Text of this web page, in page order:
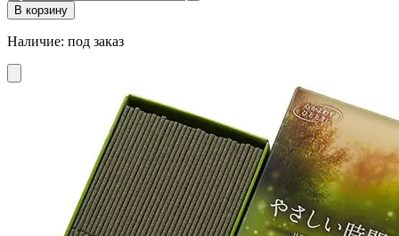
В корзину
Наличие: под заказ